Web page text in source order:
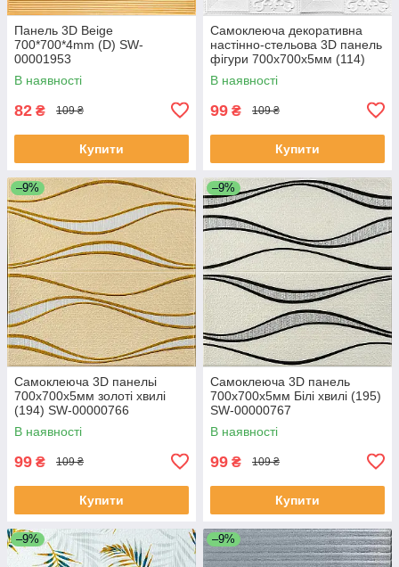
Панель 3D Beige
700*700*4mm (D) SW-
00001953
В наявності
82 ₴ 109 ₴
Купити
Самоклеюча декоративна
настінно-стельова 3D панель
фігури 700х700х5мм (114)
SW-00000006
В наявності
99 ₴ 109 ₴
Купити
–9%
Самоклеюча 3D панельі
700x700x5мм золоті хвилі
(194) SW-00000766
В наявності
99 ₴ 109 ₴
Купити
–9%
Самоклеюча 3D панель
700x700x5мм Білі хвилі (195)
SW-00000767
В наявності
99 ₴ 109 ₴
Купити
–9% –9%